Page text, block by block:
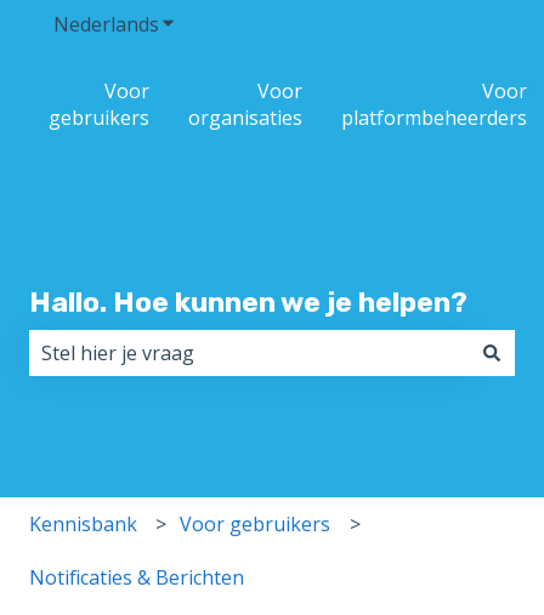
NederlandsSubmenu tonen voor vertalingen
Voor
gebruikers
Voor
organisaties
Voor
platformbeheerders
Hallo. Hoe kunnen we je helpen?
Kennisbank Voor gebruikers
Notificaties & Berichten